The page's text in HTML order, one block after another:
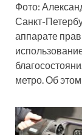
Фото:
Санкт-
аппарате
метро. Об